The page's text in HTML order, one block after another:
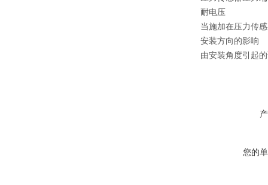
耐电压
当施加在压力传
安装方向的影响
由安装角度引起
您的